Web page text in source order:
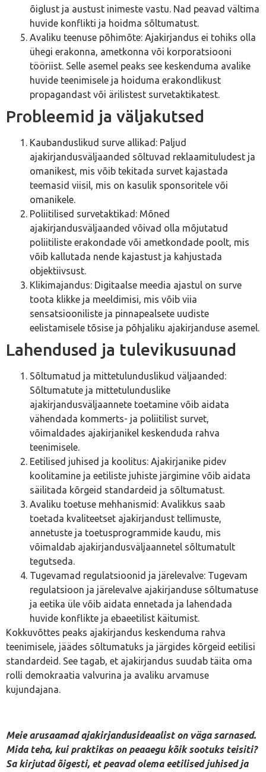
õiglust ja austust inimeste vastu. Nad peavad vältima
huvide konflikti ja hoidma sõltumatust.
Avaliku teenuse põhimõte: Ajakirjandus ei tohiks olla
ühegi erakonna, ametkonna või korporatsiooni
tööriist. Selle asemel peaks see keskenduma avalike
huvide teenimisele ja hoiduma erakondlikust
propagandast või ärilistest survetaktikatest.
Probleemid ja väljakutsed
Kaubanduslikud surve allikad: Paljud
ajakirjandusväljaanded sõltuvad reklaamituludest ja
omanikest, mis võib tekitada survet kajastada
teemasid viisil, mis on kasulik sponsoritele või
omanikele.
Poliitilised survetaktikad: Mõned
ajakirjandusväljaanded võivad olla mõjutatud
poliitiliste erakondade või ametkondade poolt, mis
võib kallutada nende kajastust ja kahjustada
objektiivsust.
Klikimajandus: Digitaalse meedia ajastul on surve
toota klikke ja meeldimisi, mis võib viia
sensatsiooniliste ja pinnapealsete uudiste
eelistamisele tõsise ja põhjaliku ajakirjanduse asemel.
Lahendused ja tulevikusuunad
Sõltumatud ja mittetulunduslikud väljaanded:
Sõltumatute ja mittetulunduslike
ajakirjandusväljaannete toetamine võib aidata
vähendada kommerts- ja poliitilist survet,
võimaldades ajakirjanikel keskenduda rahva
teenimisele.
Eetilised juhised ja koolitus: Ajakirjanike pidev
koolitamine ja eetiliste juhiste järgimine võib aidata
säilitada kõrgeid standardeid ja sõltumatust.
Avaliku toetuse mehhanismid: Avalikkus saab
toetada kvaliteetset ajakirjandust tellimuste,
annetuste ja toetusprogrammide kaudu, mis
võimaldab ajakirjandusväljaannetel sõltumatult
tegutseda.
Tugevamad regulatsioonid ja järelevalve: Tugevam
regulatsioon ja järelevalve ajakirjanduse sõltumatuse
ja eetika üle võib aidata ennetada ja lahendada
huvide konflikte ja ebaeetilist käitumist.
Kokkuvõttes peaks ajakirjandus keskenduma rahva
teenimisele, jäädes sõltumatuks ja järgides kõrgeid eetilisi
standardeid. See tagab, et ajakirjandus suudab täita oma
rolli demokraatia valvurina ja avaliku arvamuse
kujundajana.
Meie arusaamad ajakirjandusideaalist on väga sarnased.
Mida teha, kui praktikas on peaaegu kõik sootuks teisiti?
Sa kirjutad õigesti, et peavad olema eetilised juhised ja